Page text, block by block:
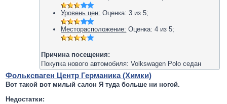
Уровень цен: Оценка:3 из5;
Месторасположение: Оценка:4 из5;
Причина посещения:
Покупка нового автомобиля: Volkswagen Polo седан
Фольксваген Центр Германика (Химки)
Вот такой вот милый салон Я туда больше ни ногой.
Недостатки: